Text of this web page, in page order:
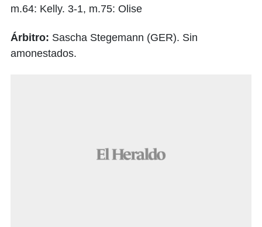
m.64: Kelly. 3-1, m.75: Olise
Árbitro: Sascha Stegemann (GER). Sin
amonestados.